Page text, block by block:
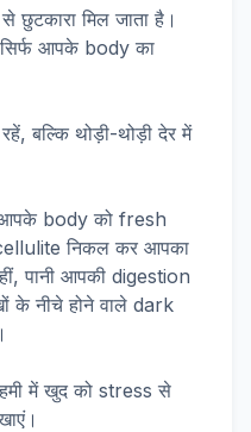
मिल जाता है।
आपके body का
बल्कि थोड़ी-थोड़ी देर में
आपके body को fresh
निकल कर आपका
पानी आपकी digestion
के नीचे होने वाले dark
में खुद को stress से